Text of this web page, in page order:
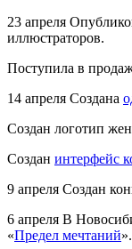
23 апреля
иллюстраторов.
Поступила в
14 апреля Создана
Создан логотип
Создан интерфейс
9 апреля Создан
6 апреля В
«Предел мечтаний».